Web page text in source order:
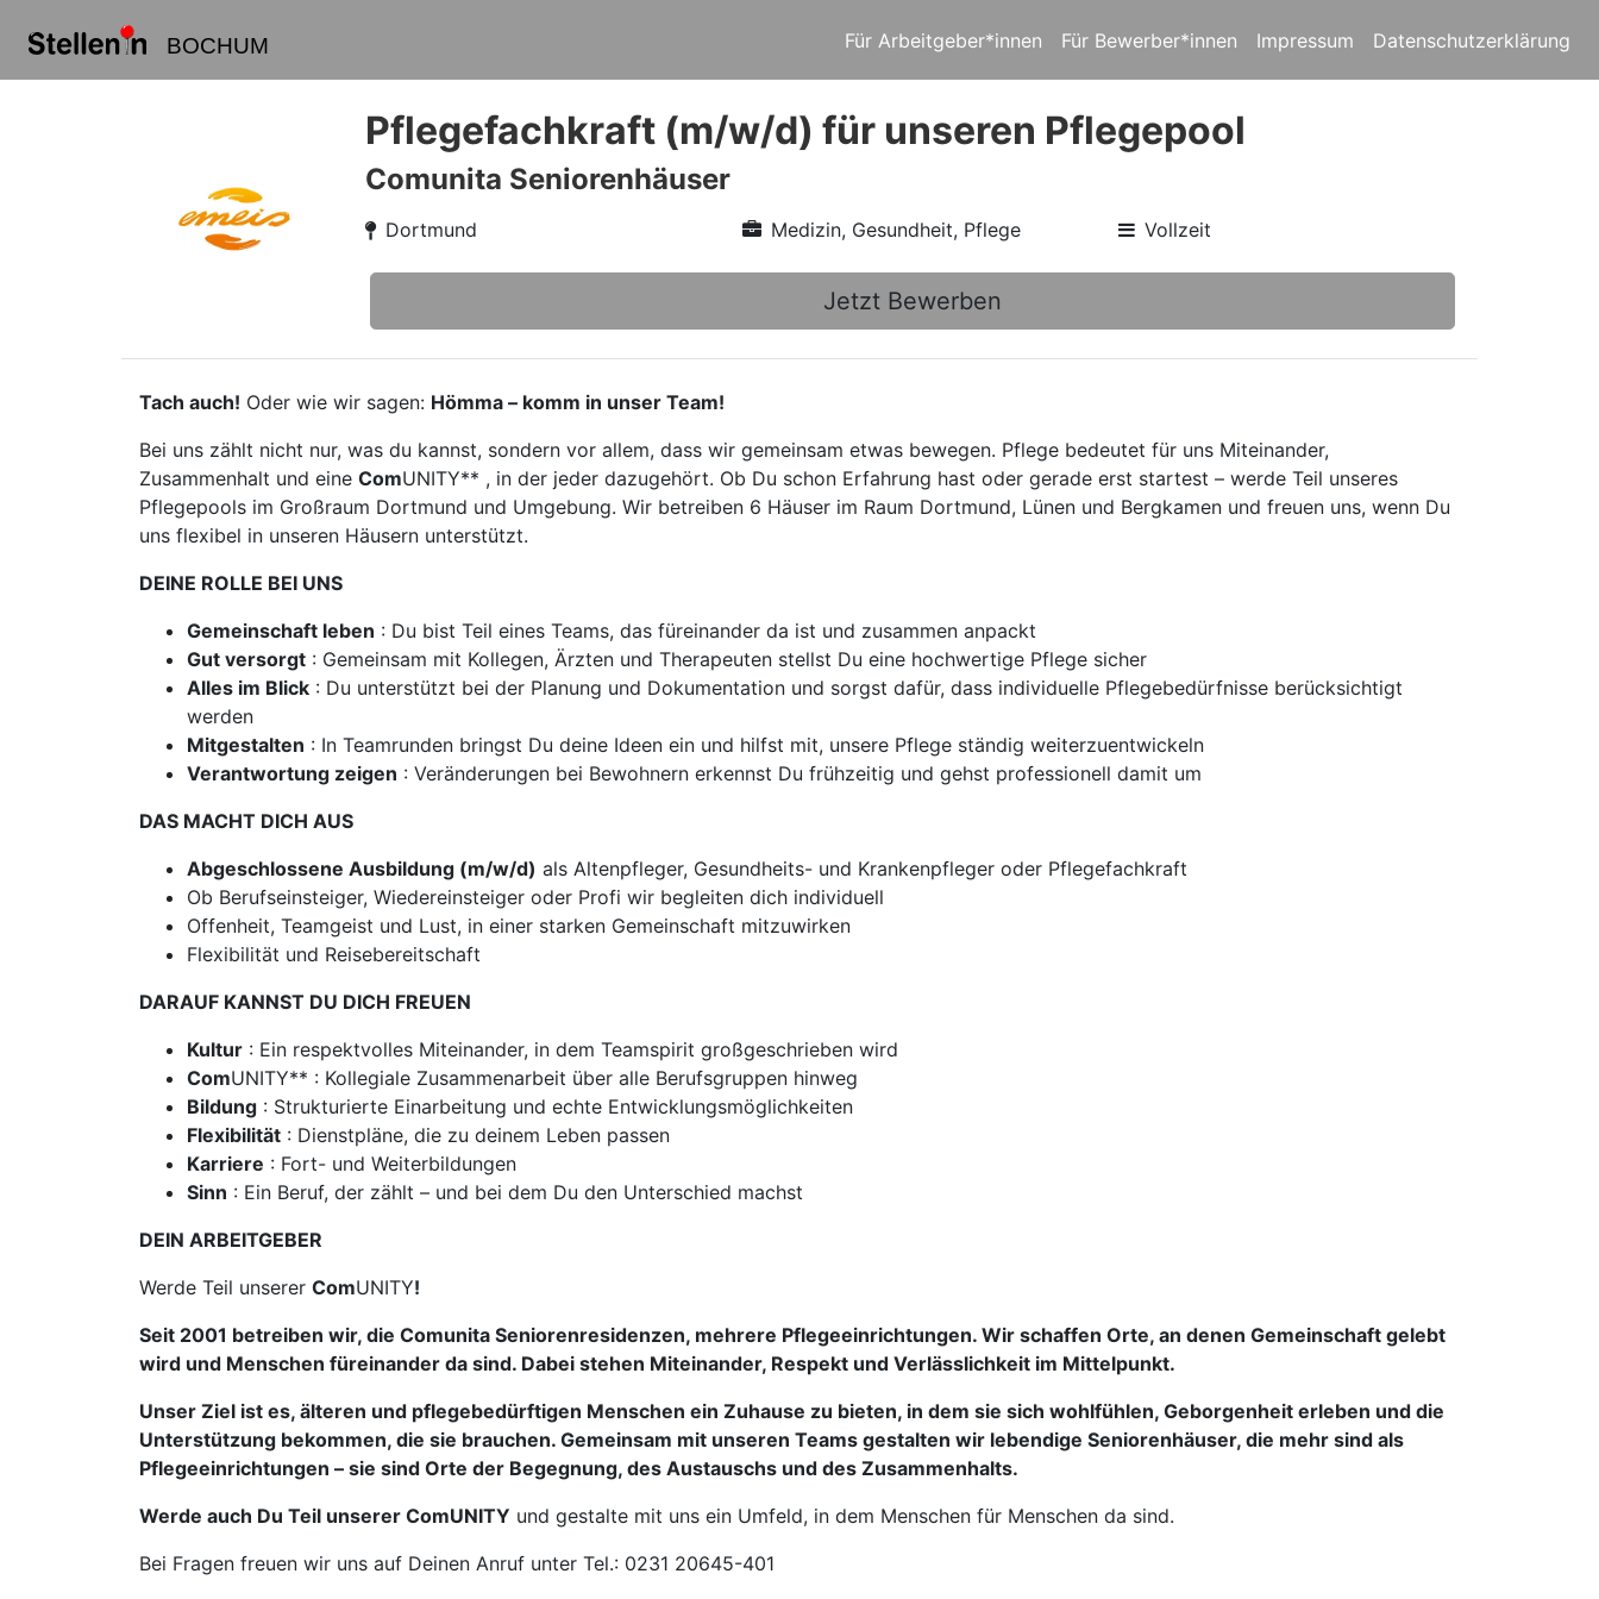
BOCHUM Für Arbeitgeber*innen Für Bewerber*innen Impressum Datenschutzerklärung
Pflegefachkraft (m/w/d) für unseren Pflegepool
Comunita Seniorenhäuser
Dortmund Medizin, Gesundheit, Pflege Vollzeit
Jetzt Bewerben
Tach auch! Oder wie wir sagen: Hömma – komm in unser Team!
Bei uns zählt nicht nur, was du kannst, sondern vor allem, dass wir gemeinsam etwas bewegen. Pflege bedeutet für uns Miteinander,
Zusammenhalt und eine ComUNITY** , in der jeder dazugehört. Ob Du schon Erfahrung hast oder gerade erst startest – werde Teil unseres
Pflegepools im Großraum Dortmund und Umgebung. Wir betreiben 6 Häuser im Raum Dortmund, Lünen und Bergkamen und freuen uns, wenn Du
uns flexibel in unseren Häusern unterstützt.
DEINE ROLLE BEI UNS
Gemeinschaft leben : Du bist Teil eines Teams, das füreinander da ist und zusammen anpackt
Gut versorgt : Gemeinsam mit Kollegen, Ärzten und Therapeuten stellst Du eine hochwertige Pflege sicher
Alles im Blick : Du unterstützt bei der Planung und Dokumentation und sorgst dafür, dass individuelle Pflegebedürfnisse berücksichtigt
werden
Mitgestalten : In Teamrunden bringst Du deine Ideen ein und hilfst mit, unsere Pflege ständig weiterzuentwickeln
Verantwortung zeigen : Veränderungen bei Bewohnern erkennst Du frühzeitig und gehst professionell damit um
DAS MACHT DICH AUS
Abgeschlossene Ausbildung (m/w/d) als Altenpfleger, Gesundheits- und Krankenpfleger oder Pflegefachkraft
Ob Berufseinsteiger, Wiedereinsteiger oder Profi wir begleiten dich individuell
Offenheit, Teamgeist und Lust, in einer starken Gemeinschaft mitzuwirken
Flexibilität und Reisebereitschaft
DARAUF KANNST DU DICH FREUEN
Kultur : Ein respektvolles Miteinander, in dem Teamspirit großgeschrieben wird
ComUNITY** : Kollegiale Zusammenarbeit über alle Berufsgruppen hinweg
Bildung : Strukturierte Einarbeitung und echte Entwicklungsmöglichkeiten
Flexibilität : Dienstpläne, die zu deinem Leben passen
Karriere : Fort- und Weiterbildungen
Sinn : Ein Beruf, der zählt – und bei dem Du den Unterschied machst
DEIN ARBEITGEBER
Werde Teil unserer ComUNITY!
Seit 2001 betreiben wir, die Comunita Seniorenresidenzen, mehrere Pflegeeinrichtungen. Wir schaffen Orte, an denen Gemeinschaft gelebt
wird und Menschen füreinander da sind. Dabei stehen Miteinander, Respekt und Verlässlichkeit im Mittelpunkt.
Unser Ziel ist es, älteren und pflegebedürftigen Menschen ein Zuhause zu bieten, in dem sie sich wohlfühlen, Geborgenheit erleben und die
Unterstützung bekommen, die sie brauchen. Gemeinsam mit unseren Teams gestalten wir lebendige Seniorenhäuser, die mehr sind als
Pflegeeinrichtungen – sie sind Orte der Begegnung, des Austauschs und des Zusammenhalts.
Werde auch Du Teil unserer ComUNITY und gestalte mit uns ein Umfeld, in dem Menschen für Menschen da sind.
Bei Fragen freuen wir uns auf Deinen Anruf unter Tel.: 0231 20645-401